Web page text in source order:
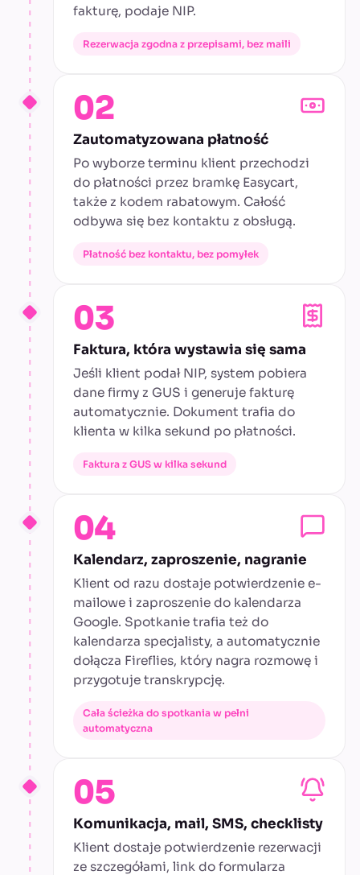
fakturę, podaje NIP.
Rezerwacja zgodna z przepisami, bez maili
02
Zautomatyzowana płatność
Po wyborze terminu klient przechodzi
do płatności przez bramkę Easycart,
także z kodem rabatowym. Całość
odbywa się bez kontaktu z obsługą.
Płatność bez kontaktu, bez pomyłek
03
Faktura, która wystawia się sama
Jeśli klient podał NIP, system pobiera
dane firmy z GUS i generuje fakturę
automatycznie. Dokument trafia do
klienta w kilka sekund po płatności.
Faktura z GUS w kilka sekund
04
Kalendarz, zaproszenie, nagranie
Klient od razu dostaje potwierdzenie e-
mailowe i zaproszenie do kalendarza
Google. Spotkanie trafia też do
kalendarza specjalisty, a automatycznie
dołącza Fireflies, który nagra rozmowę i
przygotuje transkrypcję.
Cała ścieżka do spotkania w pełni
automatyczna
05
Komunikacja, mail, SMS, checklisty
Klient dostaje potwierdzenie rezerwacji
ze szczegółami, link do formularza